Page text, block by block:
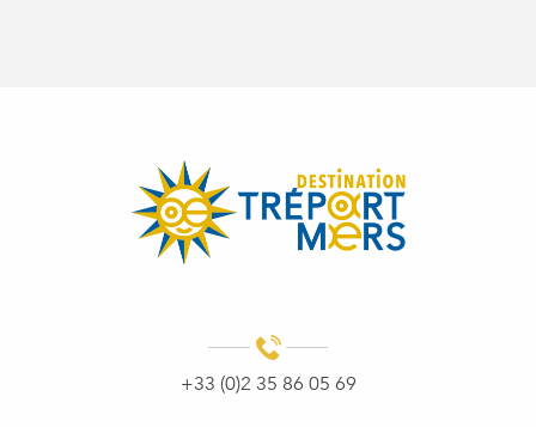
+33 (0)2 35 86 05 69